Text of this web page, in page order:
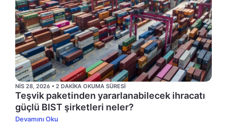
NIS 28, 2026 • 2 DAKIKA OKUMA SÜRESI
Teşvik paketinden yararlanabilecek ihracatı
güçlü BIST şirketleri neler?
Devamını Oku